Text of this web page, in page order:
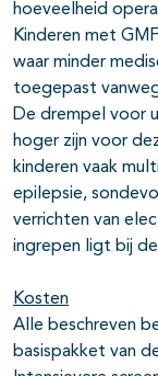
hoeveelheid
Kinderen met
waar minder
toegepast
De drempel voor
hoger zijn voor
kinderen vaak
epilepsie,
verrichten van
ingrepen ligt bij
Kosten
Alle beschreven
basispakket van